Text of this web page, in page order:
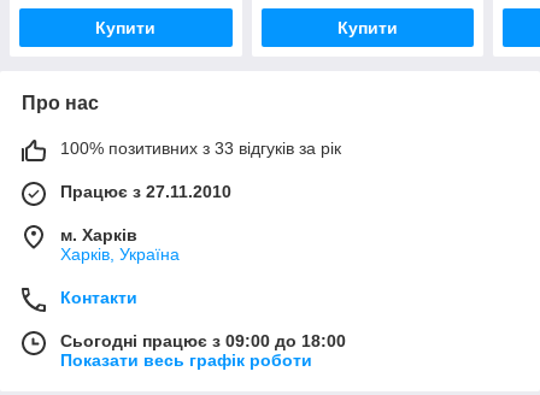
Купити Купити
Про нас
100% позитивних з 33 відгуків за рік
Працює з 27.11.2010
м. Харків
Харків, Україна
Контакти
Сьогодні працює з 09:00 до 18:00
Показати весь графік роботи